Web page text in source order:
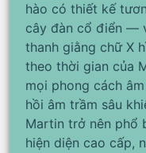
hào có thiết kế
cây đàn cổ điển —
thanh giằng chữ X
theo thời gian của
mọi phong cách
hồi âm trầm sâu
Martin trở nên phổ
hiện diện cao cấp,